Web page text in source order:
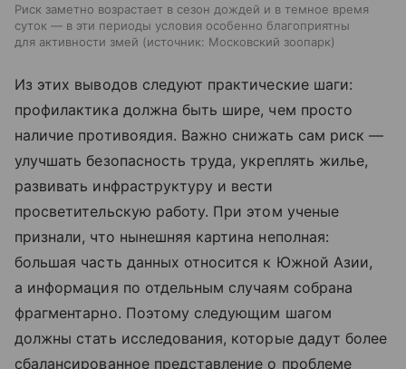
Риск заметно возрастает в сезон дождей и в темное время
суток — в эти периоды условия особенно благоприятны
для активности змей
источник: Московский зоопарк
Из этих выводов следуют практические шаги:
профилактика должна быть шире, чем просто
наличие противоядия. Важно снижать сам риск —
улучшать безопасность труда, укреплять жилье,
развивать инфраструктуру и вести
просветительскую работу. При этом ученые
признали, что нынешняя картина неполная:
большая часть данных относится к Южной Азии,
а информация по отдельным случаям собрана
фрагментарно. Поэтому следующим шагом
должны стать исследования, которые дадут более
сбалансированное представление о проблеме